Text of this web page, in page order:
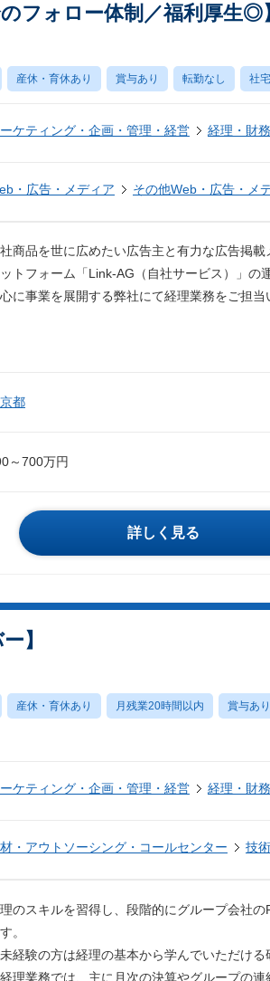
フォロー体制／福利厚生◎
産休・育休あり 賞与あり 転勤なし 社
ケティング・企画・管理・経営 経理・財
・広告・メディア その他Web・広告・メ
商品を世に広めたい広告主と有力な広告掲
トフォーム「Link-AG（自社サービス）」の
に事業を展開する弊社にて経理業務をご担当
都
～700万円
詳しく見る
】
産休・育休あり 月残業20時間以内 賞与あり
ケティング・企画・管理・経営 経理・財
材・アウトソーシング・コールセンター 技
のスキルを習得し、段階的にグループ会社
。
未経験の方は経理の基本から学んでいただけ
経理業務では、主に月次の決算やグループの